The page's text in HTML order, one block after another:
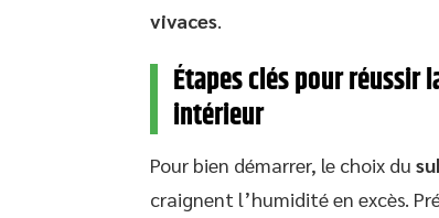
vivaces
Étapes clés pour réussir
intérieur
Pour bien démarrer, le choix du
craignent l’humidité en excès.